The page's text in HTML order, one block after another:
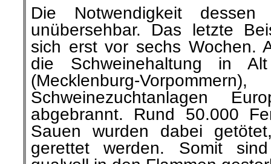
Die Notwendigkeit
unübersehbar. Das letzte
sich erst vor sechs Wochen.
die Schweinehaltung in
(Mecklenburg-
Schweinezuchtanlagen
abgebrannt. Rund 50.000
Sauen wurden dabei
gerettet werden. Somit